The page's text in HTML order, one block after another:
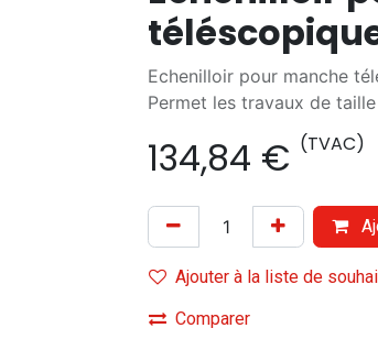
Echenilloir pour manche
Permet les travaux de
134,84 € (TVAC)
Ajouter à la liste de
Comparer